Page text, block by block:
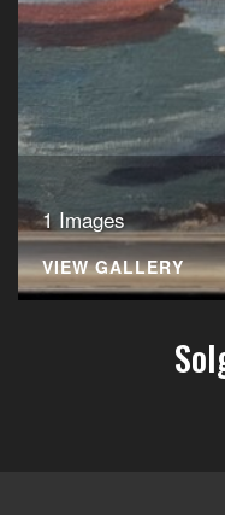
1 Images
VIEW GALLERY